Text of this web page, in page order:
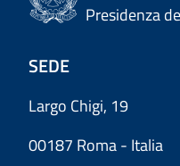
Presidenza
SEDE
Largo Chigi, 19
00187 Roma - Italia